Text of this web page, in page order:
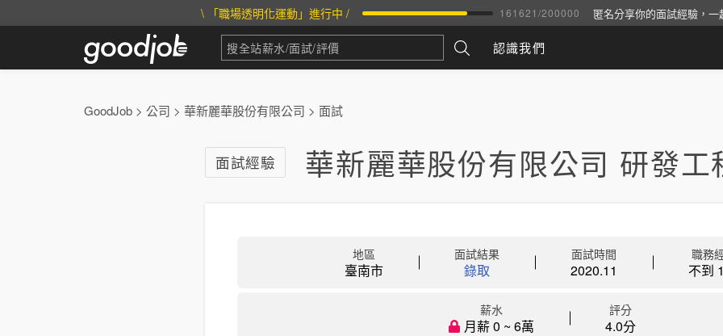
\ 「職場透明化運動」進行中 / 161621 /200000 匿名分享你的面試經驗，
認識我們
GoodJob > 公司 > 華新麗華股份有限公司 > 面試
面試經驗 華新麗華股份有限公司 研發工
地區
臺南市
面試結果
錄取
面試時間
2020.11
職務
不到
薪水
月薪 0 ~ 6萬
評分
4.0分